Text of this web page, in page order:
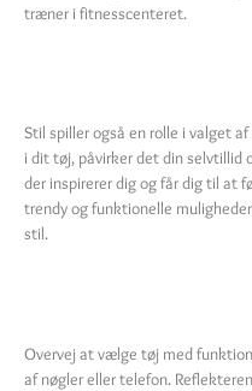
træner i fitnesscenteret.
Stil spiller også en rolle i valget
i dit tøj, påvirker det din selvtillid
der inspirerer dig og får dig til at
trendy og funktionelle
stil.
Overvej at vælge tøj med
af nøgler eller telefon.